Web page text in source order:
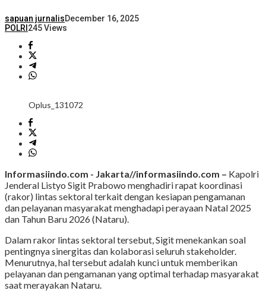
sapuan jurnalisDecember 16, 2025
POLRI 245 Views
Oplus_131072
Informasiindo.com - Jakarta//informasiindo.com – Kapolri
Jenderal Listyo Sigit Prabowo menghadiri rapat koordinasi
(rakor) lintas sektoral terkait dengan kesiapan pengamanan
dan pelayanan masyarakat menghadapi perayaan Natal 2025
dan Tahun Baru 2026 (Nataru).
Dalam rakor lintas sektoral tersebut, Sigit menekankan soal
pentingnya sinergitas dan kolaborasi seluruh stakeholder.
Menurutnya, hal tersebut adalah kunci untuk memberikan
pelayanan dan pengamanan yang optimal terhadap masyarakat
saat merayakan Nataru.